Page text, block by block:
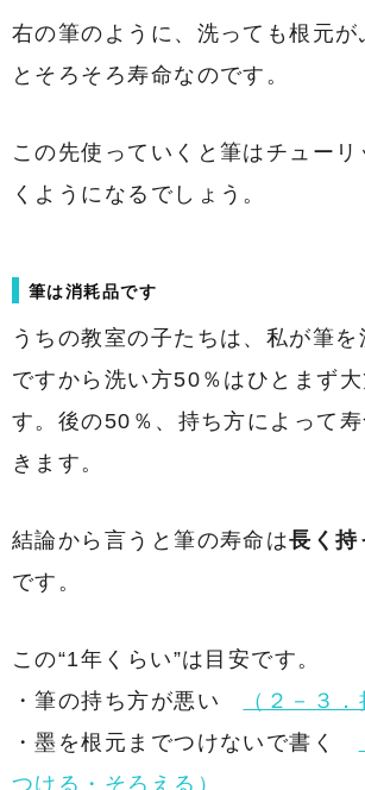
右の筆のように、洗っても根元が
とそろそろ寿命なのです。
この先使っていくと筆はチューリ
くようになるでしょう。
筆は消耗品です
うちの教室の子たちは、私が筆
ですから洗い方50％はひとまず
す。後の50％、持ち方によって
きます。
結論から言うと筆の寿命は長く持
です。
この“1年くらい”は目安です。
・筆の持ち方が悪い
（２－３．
・墨を根元までつけないで書く
つける・そろえる）